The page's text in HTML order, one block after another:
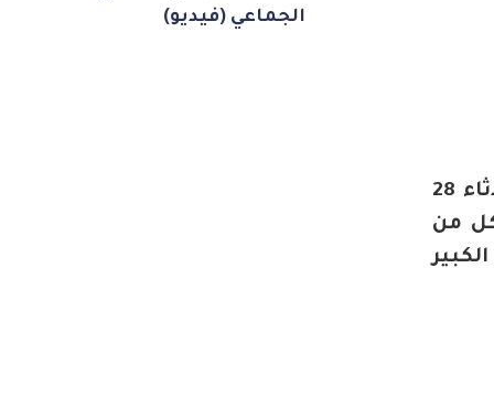
ترأس سعيد ضور، رئيس غرفة التجارة والصناعة والخدمات سوس ماسة، أمس الثلاثاء 28
كل من
الجماعي (فيديو)